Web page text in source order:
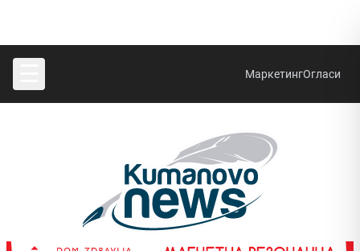
МаркетингОгласи